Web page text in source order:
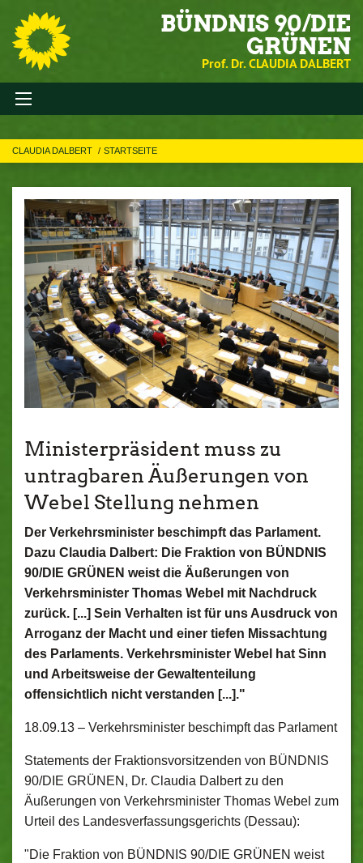
BÜNDNIS 90/DIE
GRÜNEN
Prof. Dr. CLAUDIA DALBERT
CLAUDIA DALBERT STARTSEITE
Ministerpräsident muss zu
untragbaren Äußerungen von
Webel Stellung nehmen
Der Verkehrsminister beschimpft das Parlament.
Dazu Claudia Dalbert: Die Fraktion von BÜNDNIS
90/DIE GRÜNEN weist die Äußerungen von
Verkehrsminister Thomas Webel mit Nachdruck
zurück. [...] Sein Verhalten ist für uns Ausdruck von
Arroganz der Macht und einer tiefen Missachtung
des Parlaments. Verkehrsminister Webel hat Sinn
und Arbeitsweise der Gewaltenteilung
offensichtlich nicht verstanden [...]."
18.09.13 – Verkehrsminister beschimpft das Parlament
Statements der Fraktionsvorsitzenden von BÜNDNIS
90/DIE GRÜNEN, Dr. Claudia Dalbert zu den
Äußerungen von Verkehrsminister Thomas Webel zum
Urteil des Landesverfassungsgerichts (Dessau):
"Die Fraktion von BÜNDNIS 90/DIE GRÜNEN weist